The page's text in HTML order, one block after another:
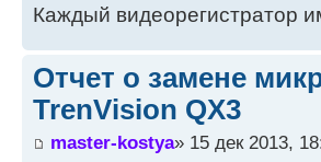
Каждый видеорегистратор
Отчет о замене
TrenVision QX3
master-kostya» 15 дек 2013,